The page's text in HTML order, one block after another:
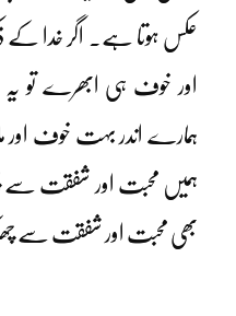
عکس ہوتا ہے۔ اگر خدا
اور خوف ہی ابھرے تو
ہمارے اندر بہت خوف اور
ہمیں محبت اور شفقت سے
بھی محبت اور شفقت سے